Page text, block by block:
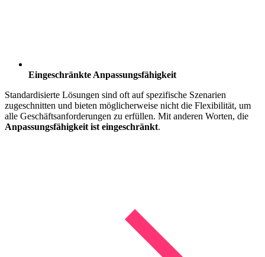
Eingeschränkte Anpassungsfähigkeit
Standardisierte Lösungen sind oft auf spezifische Szenarien
zugeschnitten und bieten möglicherweise nicht die Flexibilität, um
alle Geschäftsanforderungen zu erfüllen. Mit anderen Worten, die
Anpassungsfähigkeit ist eingeschränkt.